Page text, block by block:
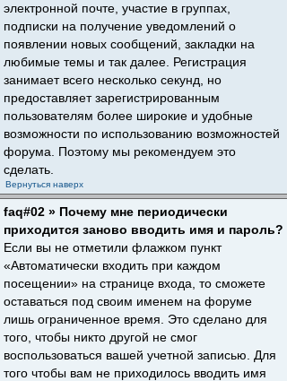
электронной почте, участие в группах,
подписки на получение уведомлений о
появлении новых сообщений, закладки на
любимые темы и так далее. Регистрация
занимает всего несколько секунд, но
предоставляет зарегистрированным
пользователям более широкие и удобные
возможности по использованию возможностей
форума. Поэтому мы рекомендуем это
сделать.
Вернуться наверх
faq#02 » Почему мне периодически
приходится заново вводить имя и пароль?
Если вы не отметили флажком пункт
«Автоматически входить при каждом
посещении» на странице входа, то сможете
оставаться под своим именем на форуме
лишь ограниченное время. Это сделано для
того, чтобы никто другой не смог
воспользоваться вашей учетной записью. Для
того чтобы вам не приходилось вводить имя